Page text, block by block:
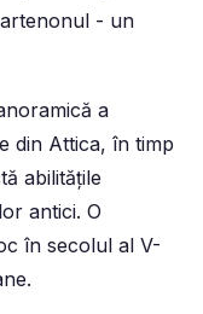
- un
a
din Attica, în timp
abilitățile
antici. O
în secolul al V-